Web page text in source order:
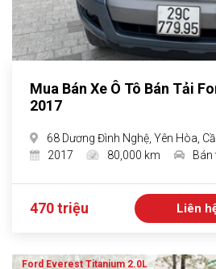
Mua Bán Xe Ô Tô Bán Tải
2017
68 Dương Đình Nghệ, Yên Hòa,
2017
80,000 km Bán
470 triệu Liên
Ford Everest Titanium 2.0L